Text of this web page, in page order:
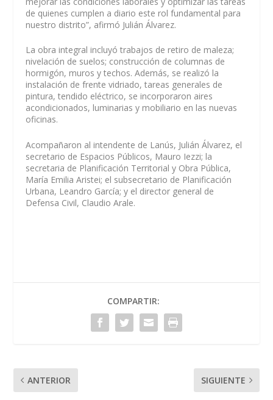
de quienes cumplen a diario este rol fundamental para
nuestro distrito”, afirmó Julián Álvarez.
La obra integral incluyó trabajos de retiro de maleza;
nivelación de suelos; construcción de columnas de
hormigón, muros y techos. Además, se realizó la
instalación de frente vidriado, tareas generales de
pintura, tendido eléctrico, se incorporaron aires
acondicionados, luminarias y mobiliario en las nuevas
oficinas.
Acompañaron al intendente de Lanús, Julián Álvarez, el
secretario de Espacios Públicos, Mauro Iezzi; la
secretaria de Planificación Territorial y Obra Pública,
María Emilia Aristei; el subsecretario de Planificación
Urbana, Leandro García; y el director general de
Defensa Civil, Claudio Arale.
COMPARTIR:
ANTERIOR SIGUIENTE